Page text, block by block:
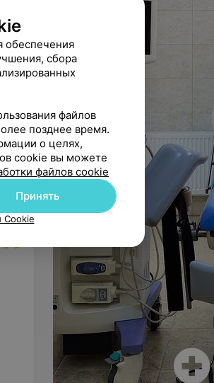
обеспечения
сбора
файлов
позднее время.
о целях,
cookie вы можете
файлов cookie
Принять
Cookie